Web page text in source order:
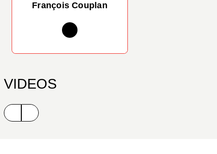
François Couplan
VIDEOS